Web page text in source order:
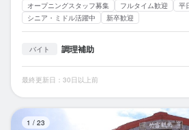
オープニングスタッフ募集 フルタイム歓迎 平
シニア・ミドル活躍中
新卒歓迎
バイト 調理補助
最終更新日：30日以上前
1 / 23